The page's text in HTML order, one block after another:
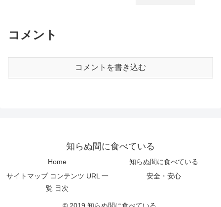
コメント
コメントを書き込む
知らぬ間に食べている
Home
知らぬ間に食べている
サイトマップ コンテンツ URL 一
覧 目次
安全・安心
© 2019 知らぬ間に食べている.